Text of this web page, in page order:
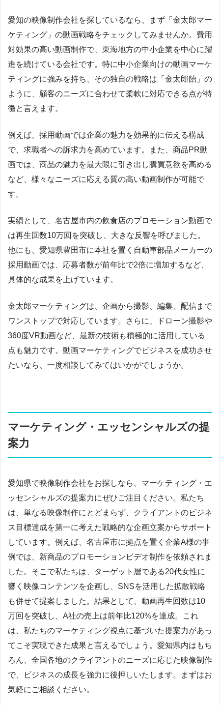
愛知の映像制作会社を探しているなら、まず「金太郎マー
ケティング」の動画戦略をチェックしてみませんか。費用
対効果の高い動画制作で、東海地方の中小企業を中心に躍
進を続けている会社です。特に中小企業向けの動画マーケ
ティングに強みを持ち、その独自の戦略は「金太郎飴」の
ように、顧客のニーズに合わせて柔軟に対応できる点が特
徴と言えます。
例えば、採用動画では企業の魅力を効果的に伝える構成
で、求職者への訴求力を高めています。また、商品PR動
画では、商品の魅力を最大限に引き出し購買意欲を高める
など、様々なニーズに応える質の高い動画制作が可能で
す。
実績として、名古屋市内の飲食店のプロモーション動画で
は再生回数10万回を突破し、大きな反響を呼びました。
他にも、愛知県豊田市に本社を置く自動車部品メーカーの
採用動画では、応募者数が前年比で2倍に増加するなど、
具体的な成果を上げています。
金太郎マーケティングは、企画から撮影、編集、配信まで
ワンストップで対応しています。さらに、ドローン撮影や
360度VR動画など、最新の技術も積極的に活用している
点も魅力です。動画マーケティングでビジネスを成功させ
たいなら、一度相談してみてはいかがでしょうか。
マーケティング・エッセンシャルズの提
案力
愛知県で映像制作会社をお探しなら、マーケティング・エ
ッセンシャルズの提案力にぜひご注目ください。私たち
は、単なる映像制作にとどまらず、クライアントのビジネ
ス目標達成を第一に考えた戦略的な企画立案からサポート
しています。例えば、名古屋市に拠点を置く企業A様の事
例では、新商品のプロモーションビデオ制作を依頼されま
した。そこで私たちは、ターゲット層である20代女性に
響く映像コンテンツを企画し、SNSを活用した拡散戦略
も併せて提案しました。結果として、動画再生回数は10
万回を突破し、A社の売上は前年比120%を達成。これ
は、私たちのマーケティング視点に基づいた提案力があっ
てこそ実現できた成果と言えるでしょう。愛知県内はもち
ろん、全国各地のクライアントのニーズに応じた映像制作
で、ビジネスの成長を強力に後押しいたします。まずはお
気軽にご相談ください。